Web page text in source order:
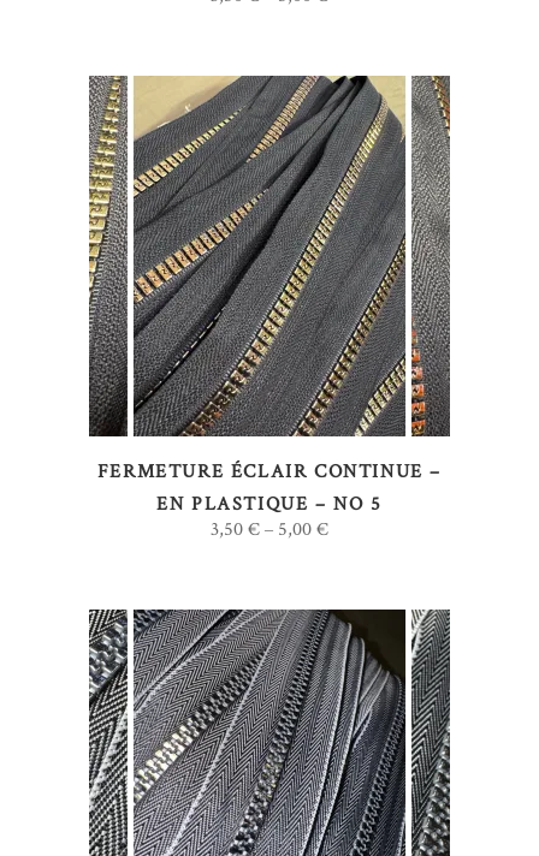
page
du
produit
CHOIX DES OPTIONS
Ce
produit
a
plusieurs
variations.
Les
options
peuvent
page
du
produit
FERMETURE ÉCLAIR CONTINUE –
EN PLASTIQUE – NO 5
3,50€ – 5,00€
CHOIX DES OPTIONS
Ce
produit
a